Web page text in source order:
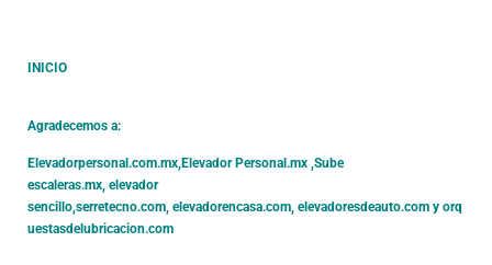
INICIO
Agradecemos a:
Elevadorpersonal.com.mx Elevador Personal.mx , Sube
escaleras.mx elevador
sencillo, serretecno.com, elevadorencasa.com, elevadoresdeauto.com y orq
uestasdelubricacion.com